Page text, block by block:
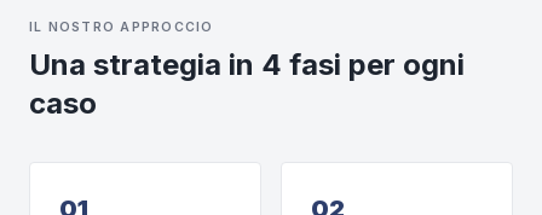
IL NOSTRO APPROCCIO
Una strategia in 4 fasi per ogni
caso
01 02